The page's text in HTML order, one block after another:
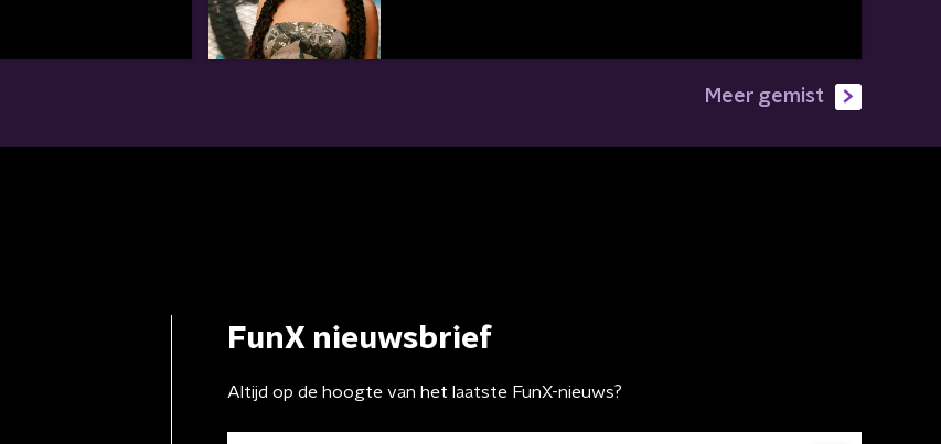
Meer gemist
FunX nieuwsbrief
Altijd op de hoogte van het laatste FunX-nieuws?